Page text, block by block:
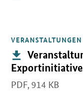
VERANSTALTUNGEN
Publikation:
PDF, 914 KB
Öffnet PDF